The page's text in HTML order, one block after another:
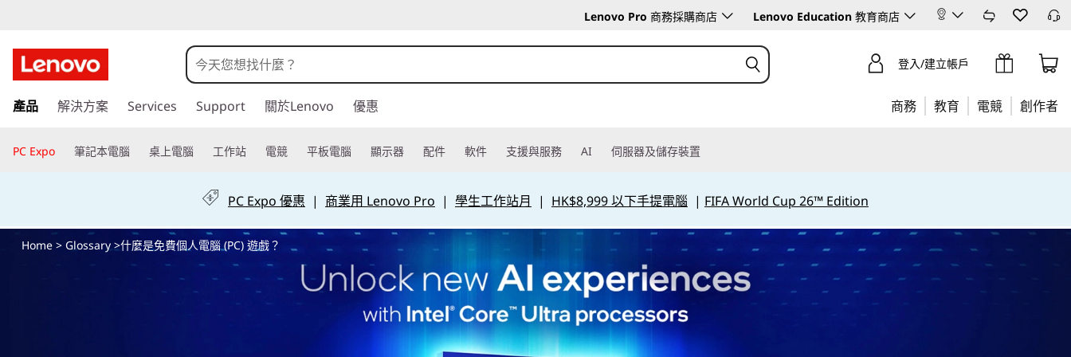
麼
是
費
人
Lenovo Pro 商務採購商店 Lenovo Education 教育商店
至
要
登入/建立帳戶
產品 解決方案 Services Support 關於Lenovo 優惠 商務 教育 電競 創作者
PC Expo 筆記本電腦 桌上電腦 工作站 電競 平板電腦 顯示器 配件 軟件 支援與服務 AI 伺服器及儲存裝置
PC Expo 優惠 | 商業用 Lenovo Pro | 學生工作站月 | HK$8,999 以下手提電腦 | FIFA World Cup 26™ Edition
Home> Glossary>什麼是免費個人電腦 (PC) 遊戲？